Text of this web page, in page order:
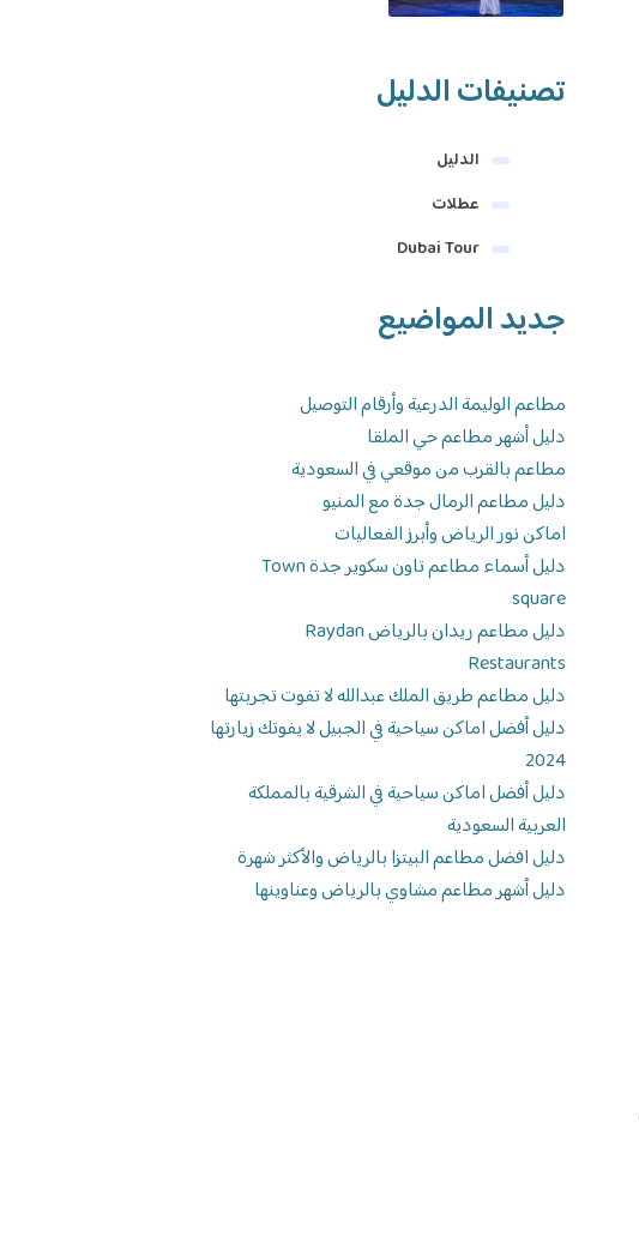
تصنيفات الدليل
الدليل
عطلات
Dubai Tour
جديد المواضيع
مطاعم الوليمة الدرعية وأرقام التوصيل
دليل أشهر مطاعم حي الملقا
مطاعم بالقرب من موقعي في السعودية
دليل مطاعم الرمال جدة مع المنيو
اماكن نور الرياض وأبرز الفعاليات
دليل أسماء مطاعم تاون سكوير جدة Town
square
دليل مطاعم ريدان بالرياض Raydan
Restaurants
دليل مطاعم طريق الملك عبدالله لا تفوت تجربتها
دليل أفضل اماكن سياحية في الجبيل لا يفوتك زيارتها
2024
دليل أفضل اماكن سياحية في الشرقية بالمملكة
العربية السعودية
دليل افضل مطاعم البيتزا بالرياض والأكثر شهرة
دليل أشهر مطاعم مشاوي بالرياض وعناوينها